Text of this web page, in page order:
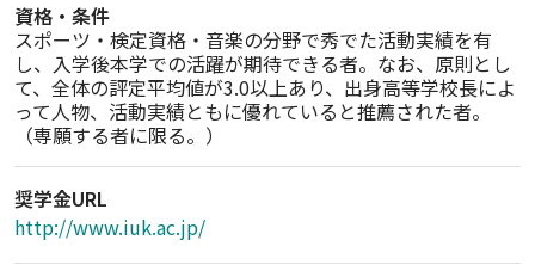
資格・条件
スポーツ・検定資格・音楽の分野で秀でた活動実績を有
し、入学後本学での活躍が期待できる者。なお、原則とし
て、全体の評定平均値が3.0以上あり、出身高等学校長によ
って人物、活動実績ともに優れていると推薦された者。
（専願する者に限る。）
奨学金URL
http://www.iuk.ac.jp/